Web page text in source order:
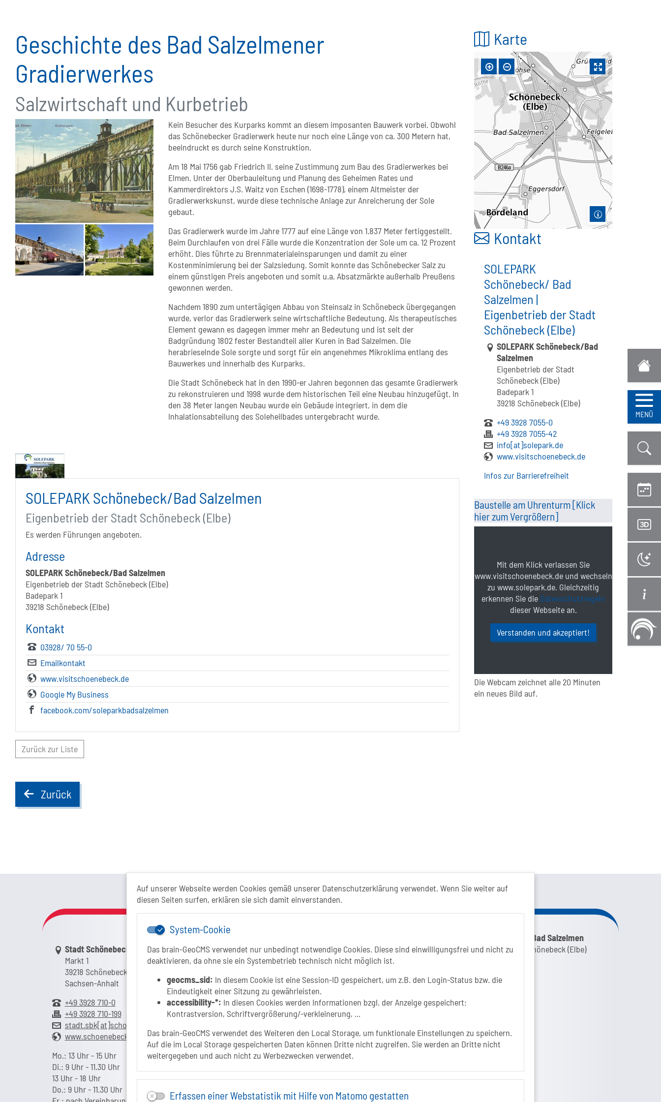
Auf unserer Webseite werden Cookies gemäß unserer Datenschutzerklärung verwendet. Wenn Sie weiter auf
diesen Seiten surfen, erklären sie sich damit einverstanden.
System-Cookie
Das brain-GeoCMS verwendet nur unbedingt notwendige Cookies. Diese sind einwilligungsfrei und nicht zu
deaktivieren, da ohne sie ein Systembetrieb technisch nicht möglich ist.
geocms_sid: In diesem Cookie ist eine Session-ID gespeichert, um z.B. den Login-Status bzw. die
Eindeutigkeit einer Sitzung zu gewährleisten.
accessibility-*: In diesen Cookies werden Informationen bzgl. der Anzeige gespeichert:
Kontrastversion, Schriftvergrößerung/-verkleinerung, ...
Das brain-GeoCMS verwendet des Weiteren den Local Storage, um funktionale Einstellungen zu speichern.
Auf die im Local Storage gespeicherten Daten können Dritte nicht zugreifen. Sie werden an Dritte nicht
weitergegeben und auch nicht zu Werbezwecken verwendet.
Erfassen einer Webstatistik mit Hilfe von Matomo gestatten
MENÜ
Geschichte des Bad Salzelmener
Gradierwerkes
Salzwirtschaft und Kurbetrieb
Kein Besucher des Kurparks kommt an diesem imposanten Bauwerk vorbei. Obwohl
das Schönebecker Gradierwerk heute nur noch eine Länge von ca. 300 Metern hat,
beeindruckt es durch seine Konstruktion.
Am 18 Mai 1756 gab Friedrich II. seine Zustimmung zum Bau des Gradierwerkes bei
Elmen. Unter der Oberbauleitung und Planung des Geheimen Rates und
Kammerdirektors J.S. Waitz von Eschen (1698-1778), einem Altmeister der
Gradierwerkskunst, wurde diese technische Anlage zur Anreicherung der Sole
gebaut.
Das Gradierwerk wurde im Jahre 1777 auf eine Länge von 1.837 Meter fertiggestellt.
Beim Durchlaufen von drei Fälle wurde die Konzentration der Sole um ca. 12 Prozent
erhöht. Dies führte zu Brennmaterialeinsparungen und damit zu einer
Kostenminimierung bei der Salzsiedung. Somit konnte das Schönebecker Salz zu
einem günstigen Preis angeboten und somit u.a. Absatzmärkte außerhalb Preußens
gewonnen werden.
Nachdem 1890 zum untertägigen Abbau von Steinsalz in Schönebeck übergegangen
wurde, verlor das Gradierwerk seine wirtschaftliche Bedeutung. Als therapeutisches
Element gewann es dagegen immer mehr an Bedeutung und ist seit der
Badgründung 1802 fester Bestandteil aller Kuren in Bad Salzelmen. Die
herabrieselnde Sole sorgte und sorgt für ein angenehmes Mikroklima entlang des
Bauwerkes und innerhalb des Kurparks.
Die Stadt Schönebeck hat in den 1990-er Jahren begonnen das gesamte Gradierwerk
zu rekonstruieren und 1998 wurde dem historischen Teil eine Neubau hinzugefügt. In
den 38 Meter langen Neubau wurde ein Gebäude integriert, in dem die
Inhalationsabteilung des Soleheilbades untergebracht wurde.
SOLEPARK Schönebeck/Bad Salzelmen
Eigenbetrieb der Stadt Schönebeck (Elbe)
Es werden Führungen angeboten.
Adresse
SOLEPARK Schönebeck/Bad Salzelmen
Eigenbetrieb der Stadt Schönebeck (Elbe)
Badepark 1
39218 Schönebeck (Elbe)
Kontakt
03928/ 70 55-0
Emailkontakt
www.visitschoenebeck.de
Google My Business
facebook.com/soleparkbadsalzelmen
Zurück zur Liste
backZurück
Karte
Kontakt
SOLEPARK
Schönebeck/ Bad
Salzelmen |
Eigenbetrieb der Stadt
Schönebeck (Elbe)
Link zur Google-Maps Navigation
SOLEPARK Schönebeck/Bad
Salzelmen
Eigenbetrieb der Stadt
Schönebeck (Elbe)
Badepark 1
39218 Schönebeck (Elbe)
+49 3928 7055-0
+49 3928 7055-42
info[at]solepark.de
www.visitschoenebeck.de
Infos zur Barrierefreiheit
Baustelle am Uhrenturm [Klick
hier zum Vergrößern]
Mit dem Klick verlassen Sie
www.visitschoenebeck.de und wechseln
zu www.solepark.de. Gleichzeitig
erkennen Sie die Datenschutzregeln
dieser Webseite an.
Verstanden und akzeptiert!
Die Webcam zeichnet alle 20 Minuten
ein neues Bild auf.
Das Tourismusportal ist ein gemeinschaftliches Projekt von...
Link zur Google-Maps Navigation
Stadt Schönebeck (Elbe)
Markt 1
39218 Schönebeck (Elbe)
Sachsen-Anhalt
+49 3928 710-0
+49 3928 710-199
stadt.sbk[at]schoenebeck-elbe.de
www.schoenebeck.de
Mo.: 13 Uhr - 15 Uhr
Di.: 9 Uhr - 11.30 Uhr
13 Uhr - 18 Uhr
Do.: 9 Uhr - 11.30 Uhr
Folgt uns auf
INSTAGRAM
Link zur Google-Maps Navigation
SOLEPARK Schönebeck/Bad Salzelmen
Eigenbetrieb der Stadt Schönebeck (Elbe)
+49 3928 7055-42
Infos zur Barrierefreiheit